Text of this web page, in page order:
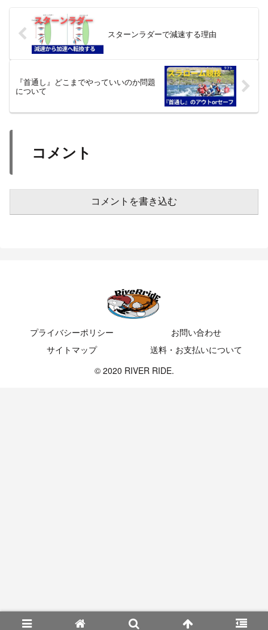
スターンラダーで減速する理由
『首通し』どこまでやっていいのか問題
について
コメント
コメントを書き込む
プライバシーポリシー
お問い合わせ
サイトマップ
送料・お支払いについて
© 2020 RIVER RIDE.